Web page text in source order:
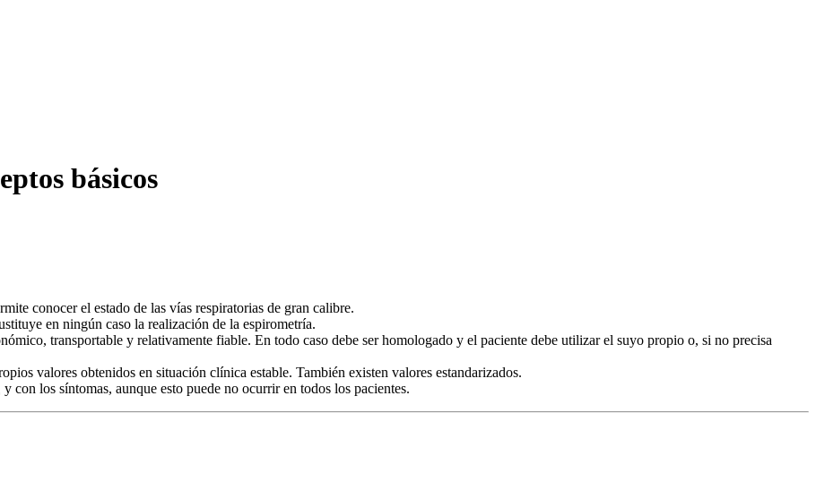
básicos
conocer el estado de las vías respiratorias de gran calibre.
en ningún caso la realización de la espirometría.
transportable y relativamente fiable. En todo caso debe ser homologado y el paciente debe utilizar el suyo propio o, si no precisa
valores obtenidos en situación clínica estable. También existen valores estandarizados.
y con los síntomas, aunque esto puede no ocurrir en todos los pacientes.